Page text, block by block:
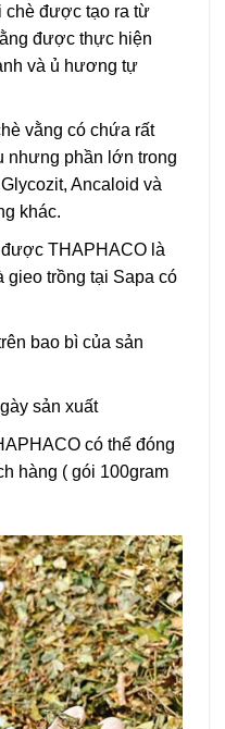
chè được tạo ra từ
được thực hiện
và ủ hương tự
vằng có chứa rất
nhưng phần lớn trong
Ancaloid và
khác.
THAPHACO là
gieo trồng tại Sapa có
bao bì của sản
sản xuất
có thể đóng
hàng ( gói 100gram